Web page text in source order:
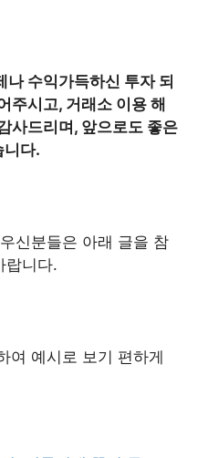
나 수익가득하신 투자 되
주시고, 거래소 이용 해
사드리며, 앞으로도 좋은
니다.
신분들은 아래 글을 참
랍니다.
여 예시로 보기 편하게